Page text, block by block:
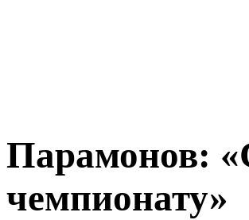
Парамонов:
чемпионату»